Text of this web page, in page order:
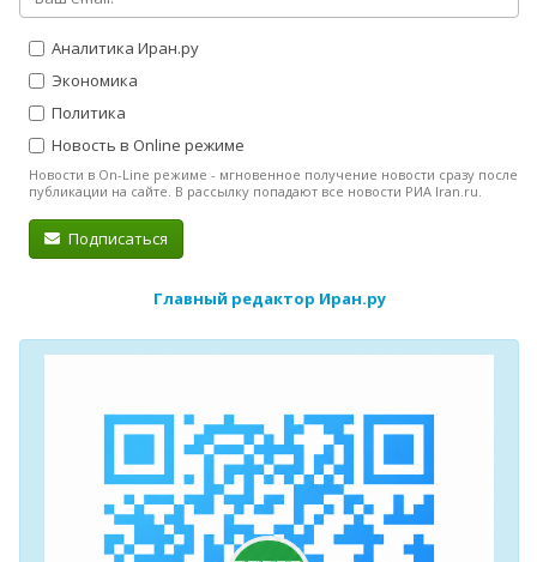
Аналитика Иран.ру
Экономика
Политика
Новость в Online режиме
Новости в On-Line режиме - мгновенное получение новости сразу после
публикации на сайте. В рассылку попадают все новости РИА Iran.ru.
Подписаться
Главный редактор Иран.ру